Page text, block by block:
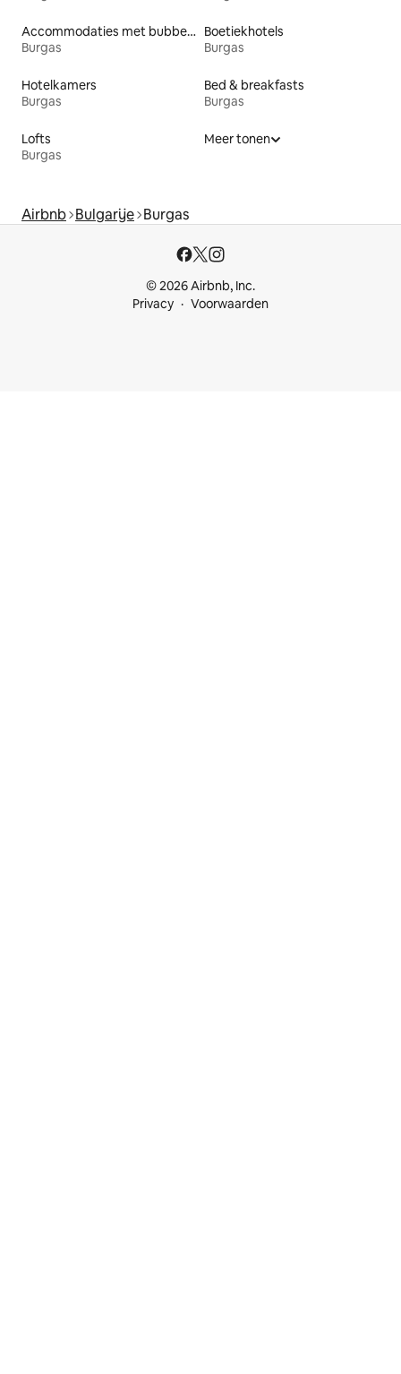
Accommodaties met bubbelbad
Burgas
Boetiekhotels
Burgas
Hotelkamers
Burgas
Bed & breakfasts
Burgas
Lofts
Burgas
Meer tonen
Airbnb Bulgarije Burgas
© 2026 Airbnb, Inc.
Privacy
Voorwaarden